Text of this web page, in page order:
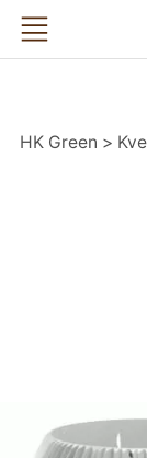
HK Green